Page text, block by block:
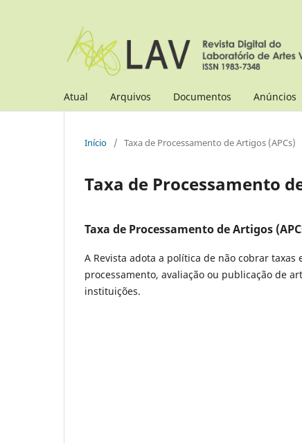
Atual Arquivos Documentos Anúncios
Início / Taxa de Processamento de Artigos (APCs)
Taxa de Processamento
Taxa de Processamento de Artigos
A Revista adota a política de não cobrar
processamento, avaliação ou publicação de
instituições.